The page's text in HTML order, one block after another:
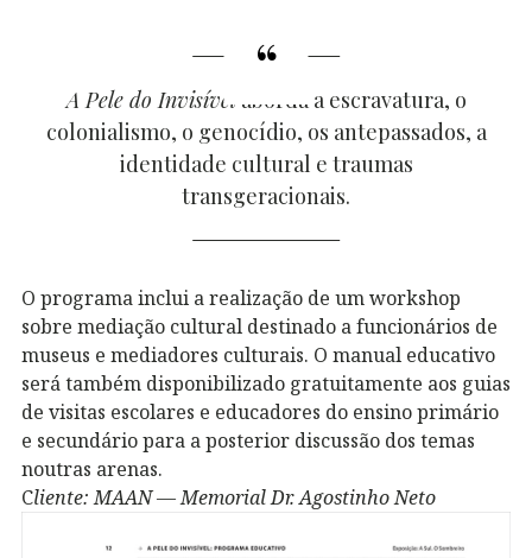
A Pele do Invisível aborda a escravatura, o
colonialismo, o genocídio, os antepassados, a
identidade cultural e traumas
transgeracionais.
O programa inclui a realização de um workshop
sobre mediação cultural destinado a funcionários de
museus e mediadores culturais. O manual educativo
será também disponibilizado gratuitamente aos guias
de visitas escolares e educadores do ensino primário
e secundário para a posterior discussão dos temas
noutras arenas.
Cliente: MAAN — Memorial Dr. Agostinho Neto